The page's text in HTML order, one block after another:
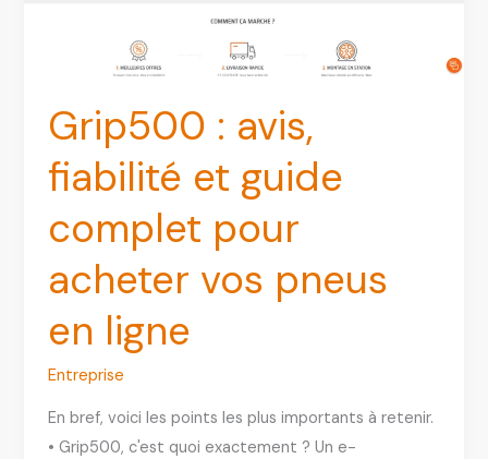
?)
Grip500 : avis,
fiabilité et guide
complet pour
acheter vos pneus
en ligne
Entreprise
En bref, voici les points les plus importants à retenir.
• Grip500, c'est quoi exactement ? Un e-